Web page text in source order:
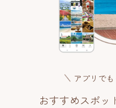
アプリで
おすすめスポッ